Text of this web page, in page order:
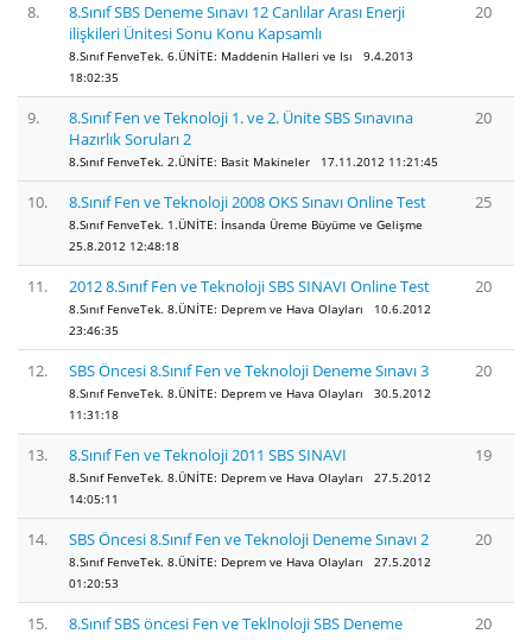
8.
8.Sınıf SBS Deneme Sınavı 12 Canlılar Arası Enerji
ilişkileri Ünitesi Sonu Konu Kapsamlı
8.Sınıf FenveTek. 6.ÜNİTE: Maddenin Halleri ve Isı 9.4.2013
18:02:35
20
9.
8.Sınıf Fen ve Teknoloji 1. ve 2. Ünite SBS Sınavına
Hazırlık Soruları 2
8.Sınıf FenveTek. 2.ÜNİTE: Basit Makineler 17.11.2012 11:21:45
20
10. 8.Sınıf Fen ve Teknoloji 2008 OKS Sınavı Online Test
8.Sınıf FenveTek. 1.ÜNİTE: İnsanda Üreme Büyüme ve Gelişme
25.8.2012 12:48:18
25
11. 2012 8.Sınıf Fen ve Teknoloji SBS SINAVI Online Test
8.Sınıf FenveTek. 8.ÜNİTE: Deprem ve Hava Olayları 10.6.2012
23:46:35
20
12. SBS Öncesi 8.Sınıf Fen ve Teknoloji Deneme Sınavı 3
8.Sınıf FenveTek. 8.ÜNİTE: Deprem ve Hava Olayları 30.5.2012
11:31:18
20
13. 8.Sınıf Fen ve Teknoloji 2011 SBS SINAVI
8.Sınıf FenveTek. 8.ÜNİTE: Deprem ve Hava Olayları 27.5.2012
14:05:11
19
14. SBS Öncesi 8.Sınıf Fen ve Teknoloji Deneme Sınavı 2
8.Sınıf FenveTek. 8.ÜNİTE: Deprem ve Hava Olayları 27.5.2012
01:20:53
20
15.
8.Sınıf SBS öncesi Fen ve Teklnoloji SBS Deneme
20